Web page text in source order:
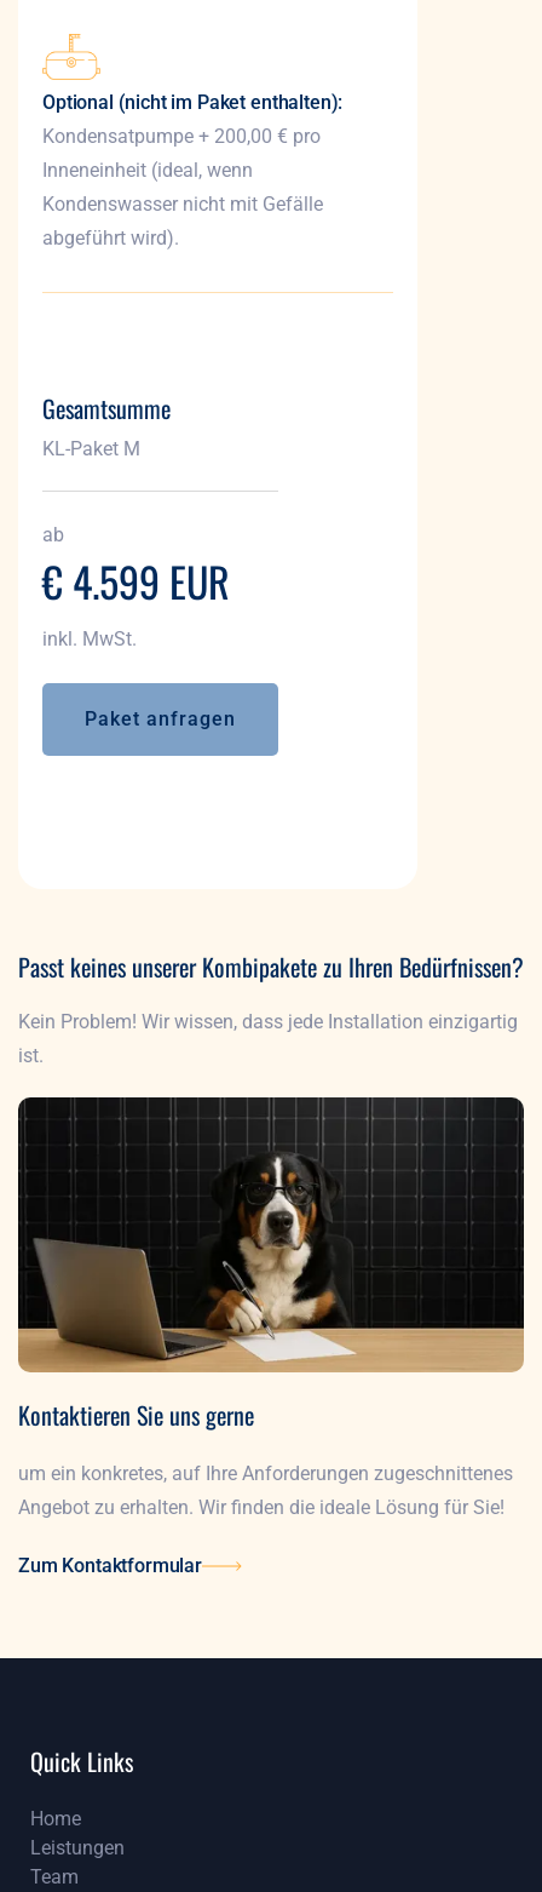
Optional (nicht im Paket enthalten):
Kondensatpumpe + 200,00 € pro
Inneneinheit (ideal, wenn
Kondenswasser nicht mit Gefälle
abgeführt wird).
Gesamtsumme
KL-Paket M
ab
€ 4.599 EUR
inkl. MwSt.
Paket anfragen
Passt keines unserer Kombipakete zu Ihren Bedürfnissen?
Kein Problem! Wir wissen, dass jede Installation einzigartig
ist.
Kontaktieren Sie uns gerne
um ein konkretes, auf Ihre Anforderungen zugeschnittenes
Angebot zu erhalten. Wir finden die ideale Lösung für Sie!
Zum Kontaktformular
Quick Links
Home
Home
Leistungen
Leistungen
Team